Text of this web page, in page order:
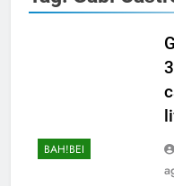
Casino
BAH!BEI